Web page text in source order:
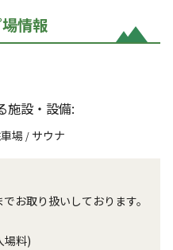
情報
施設・設備:
場 / サウナ
お取り扱いしております。
場料)